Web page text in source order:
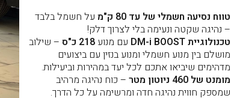
טווח נסיעה חשמלי של עד 80 ק"מ
על חשמל בלבד
– נהיגה שקטה ונעימה בלי לצרוך דלק!
טכנולוגיית DM-i BOOST
עם מנוע218 כ"ס
– שילוב
מושלם בין מנוע חשמלי ומנוע בנזין עם ביצועים
מדהימים שיביאו אתכם לכל יעד במהירות וביעילות.
מומנט של 460 ניוטון מטר
– כוח נהיגה מרהיב
שמספק חווית נהיגה חדה ומרשימה על כל הדרך.